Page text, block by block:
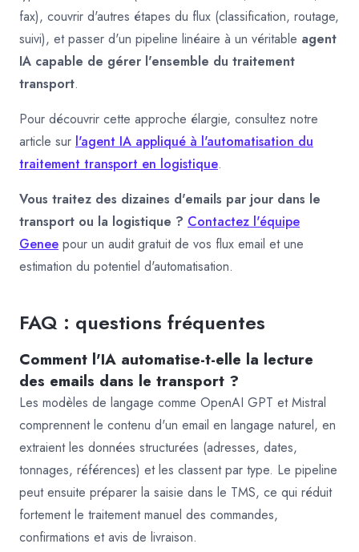
fax), couvrir d'autres étapes du flux (classification, routage,
suivi), et passer d'un pipeline linéaire à un véritable agent
IA capable de gérer l'ensemble du traitement
transport.
Pour découvrir cette approche élargie, consultez notre
article sur l'agent IA appliqué à l'automatisation du
traitement transport en logistique.
Vous traitez des dizaines d'emails par jour dans le
transport ou la logistique ? Contactez l'équipe
Genee pour un audit gratuit de vos flux email et une
estimation du potentiel d'automatisation.
FAQ : questions fréquentes
Comment l'IA automatise-t-elle la lecture
des emails dans le transport ?
Les modèles de langage comme OpenAI GPT et Mistral
comprennent le contenu d'un email en langage naturel, en
extraient les données structurées (adresses, dates,
tonnages, références) et les classent par type. Le pipeline
peut ensuite préparer la saisie dans le TMS, ce qui réduit
fortement le traitement manuel des commandes,
confirmations et avis de livraison.